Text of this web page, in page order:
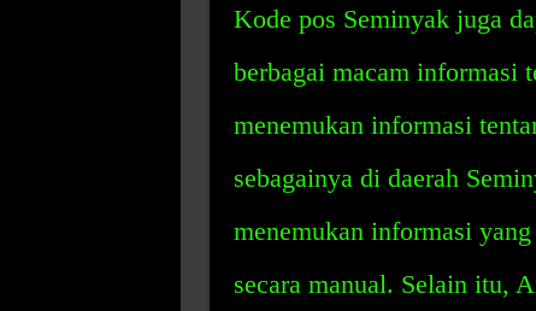
Kode pos Seminyak juga
berbagai macam informasi
menemukan informasi
sebagainya di daerah
menemukan informasi
secara manual. Selain itu,